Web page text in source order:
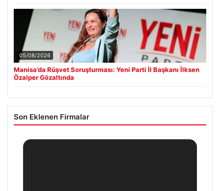
05/08/2026
Manisa’da Rüşvet Soruşturması: Yeni Parti İl Başkanı İlksen
Özalper Gözaltında
Son Eklenen Firmalar